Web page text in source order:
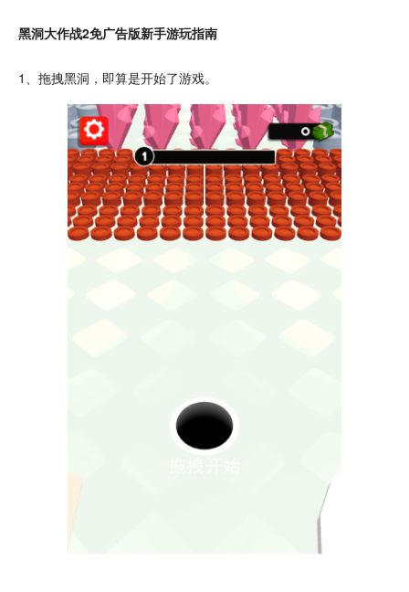
黑洞大作战2免广告版新手游玩指南
1、拖拽黑洞，即算是开始了游戏。